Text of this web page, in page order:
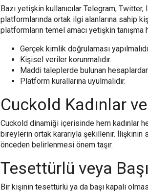
Bazı yetişkin kullanıcılar Telegram,
platformlarında ortak ilgi alanlarına sahip
platformların temel amacı yetişkin tanışma
Gerçek kimlik doğrulaması
Kişisel veriler korunmalıdır.
Maddi taleplerde bulunan
Platform kurallarına uyulmalıdır.
Cuckold Kadınlar
Cuckold dinamiği içerisinde hem kadınlar
bireylerin ortak kararıyla şekillenir. İlişkinin
önceden belirlenmesi önem taşır.
Tesettürlü veya
Bir kişinin tesettürlü ya da başı kapalı